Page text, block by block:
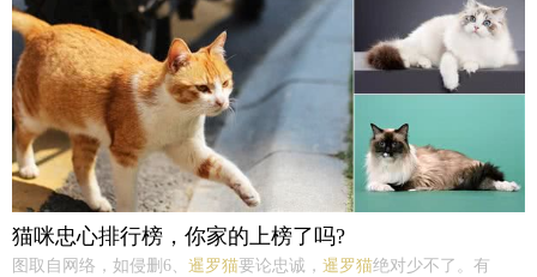
猫咪忠心排行榜，你家的上榜了吗?
图取自网络，如侵删6、 暹罗猫要论忠诚， 暹罗猫绝对少不了。有